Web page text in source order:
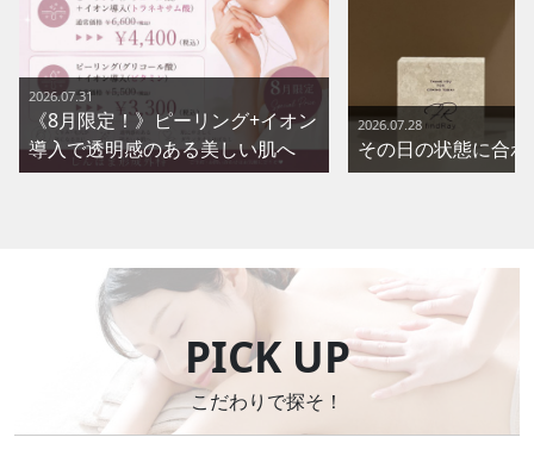
2026.07.31
《8月限定！》ピーリング+イオン
導入で透明感のある美しい肌へ
2026.07.28
その日の状態に合
PICK UP
こだわりで探そ！